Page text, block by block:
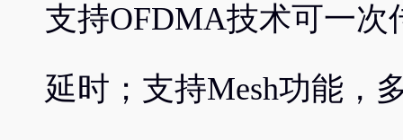
支持OFDMA技术可一
延时；支持Mesh功能，